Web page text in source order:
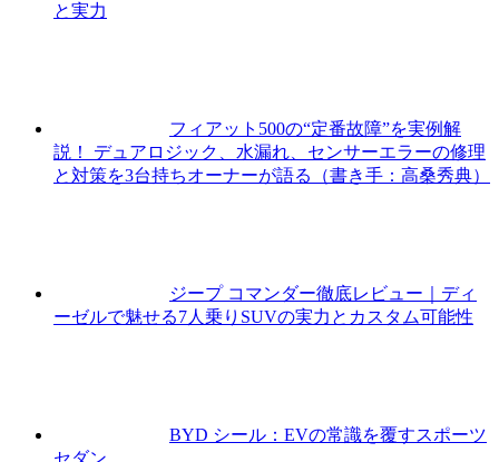
と実力
フィアット500の“定番故障”を実例解
説！ デュアロジック、水漏れ、センサーエラーの修理
と対策を3台持ちオーナーが語る（書き手：高桑秀典）
ジープ コマンダー徹底レビュー｜ディ
ーゼルで魅せる7人乗りSUVの実力とカスタム可能性
BYD シール：EVの常識を覆すスポーツ
セダン